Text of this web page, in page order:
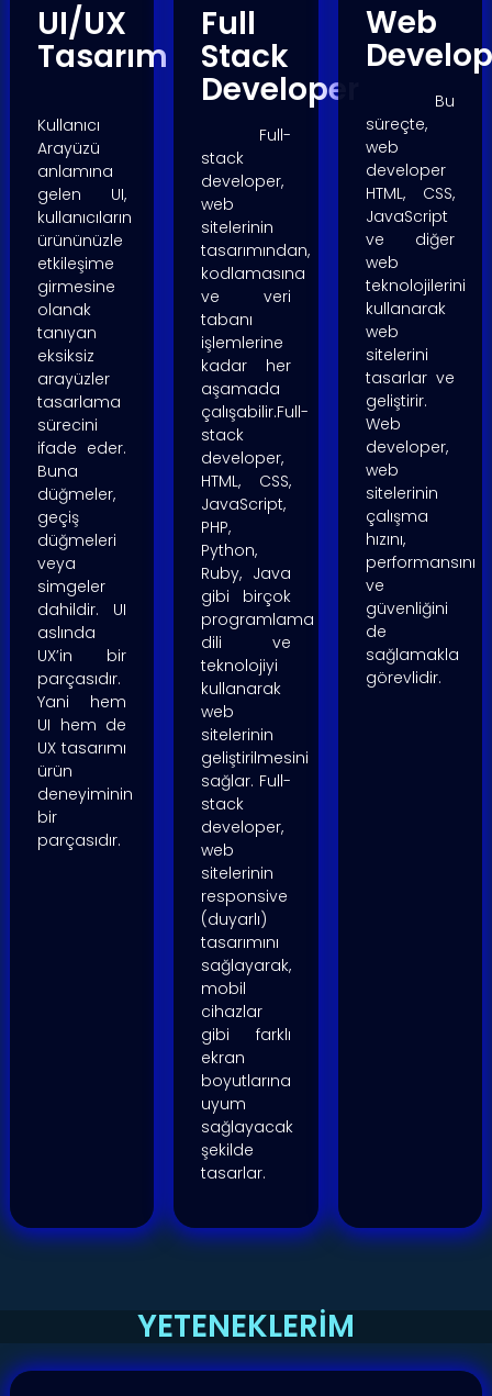
UI/UX
Tasarım
Kullanıcı
Arayüzü
anlamına
gelen UI,
kullanıcıların
ürününüzle
etkileşime
girmesine
olanak
tanıyan
eksiksiz
arayüzler
tasarlama
sürecini
ifade eder.
Buna
düğmeler,
geçiş
düğmeleri
veya
simgeler
dahildir. UI
aslında
UX’in bir
parçasıdır.
Yani hem
UI hem de
UX tasarımı
ürün
deneyiminin
bir
parçasıdır.
Full
Stack
Developer
Full-
stack
developer,
web
sitelerinin
tasarımından,
kodlamasına
ve veri
tabanı
işlemlerine
kadar her
aşamada
çalışabilir.Full-
stack
developer,
HTML, CSS,
JavaScript,
PHP,
Python,
Ruby, Java
gibi birçok
programlama
dili ve
teknolojiyi
kullanarak
web
sitelerinin
geliştirilmesini
sağlar. Full-
stack
developer,
web
sitelerinin
responsive
(duyarlı)
tasarımını
sağlayarak,
mobil
cihazlar
gibi farklı
ekran
boyutlarına
uyum
sağlayacak
şekilde
tasarlar.
Web
Bu
süreçte,
web
developer
HTML, CSS,
JavaScript
ve diğer
web
teknolojilerini
kullanarak
web
sitelerini
tasarlar ve
geliştirir.
Web
developer,
web
sitelerinin
çalışma
hızını,
performansını
ve
güvenliğini
de
sağlamakla
görevlidir.
YETENEKLERİM